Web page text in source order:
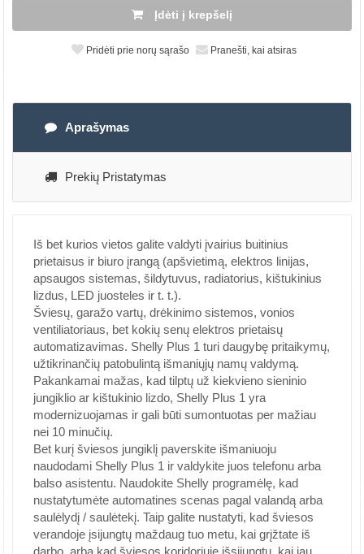
Įdėti į krepšelį
Pridėti prie norų sąrašo Pranešti, kai atsiras
Aprašymas
Prekių Pristatymas
Iš bet kurios vietos galite valdyti įvairius buitinius
prietaisus ir biuro įrangą (apšvietimą, elektros linijas,
apsaugos sistemas, šildytuvus, radiatorius, kištukinius
lizdus, LED juosteles ir t. t.).
Šviesų, garažo vartų, drėkinimo sistemos, vonios
ventiliatoriaus, bet kokių senų elektros prietaisų
automatizavimas. Shelly Plus 1 turi daugybę pritaikymų,
užtikrinančių patobulintą išmaniųjų namų valdymą.
Pakankamai mažas, kad tilptų už kiekvieno sieninio
jungiklio ar kištukinio lizdo, Shelly Plus 1 yra
modernizuojamas ir gali būti sumontuotas per mažiau
nei 10 minučių.
Bet kurį šviesos jungiklį paverskite išmaniuoju
naudodami Shelly Plus 1 ir valdykite juos telefonu arba
balso asistentu. Naudokite Shelly programėlę, kad
nustatytumėte automatines scenas pagal valandą arba
saulėlydį / saulėtekį. Taip galite nustatyti, kad šviesos
verandoje įsijungtų maždaug tuo metu, kai grįžtate iš
darbo, arba kad šviesos koridoriuje išsijungtų, kai jau